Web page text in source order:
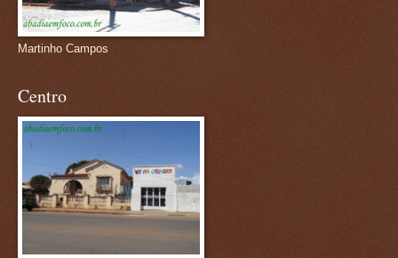
Martinho Campos
Centro